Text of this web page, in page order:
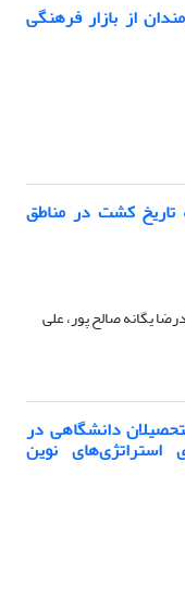
از بازار فرهنگی
تاریخ کشت در مناطق
یگانه صالح پور، علی
دانشگاهی در
استراتژی‌های نوین